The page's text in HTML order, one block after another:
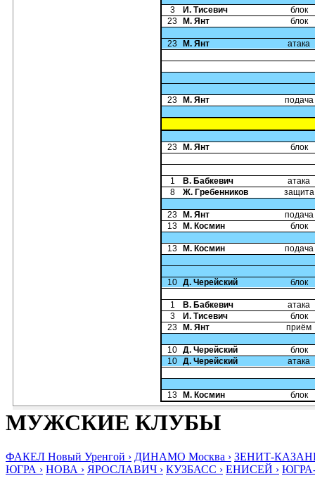
3 И. Тисевич
блок
23
М. Янт блок
23 М. Янт атака
23 М. Янт подача
23 М. Янт блок
1 В. Бабкевич
атака
8
Ж. Гребенников защита
23 М. Янт
подача
13
М. Космин блок
13 М. Космин подача
10 Д. Черейский блок
1 В. Бабкевич
атака
3
И. Тисевич
блок
23
М. Янт приём
10 Д. Черейский
блок
10 Д. Черейский атака
13 М. Космин блок
МУЖСКИЕ КЛУБЫ
ФАКЕЛ Новый Уренгой › ДИНАМО Москва › ЗЕНИТ-
ЮГРА › НОВА › ЯРОСЛАВИЧ › КУЗБАСС › ЕНИСЕЙ ›